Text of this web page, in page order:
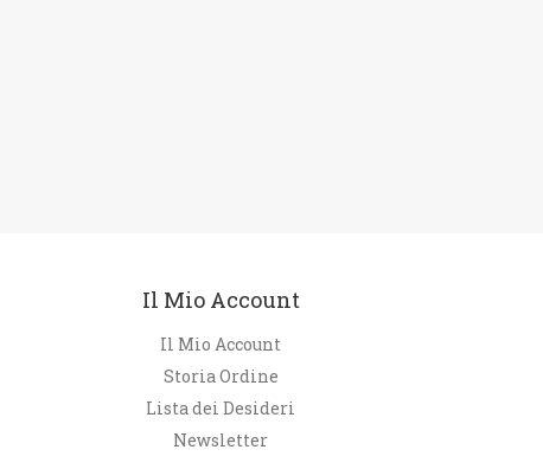
Il Mio Account
Il Mio Account
Storia Ordine
Lista dei Desideri
Newsletter